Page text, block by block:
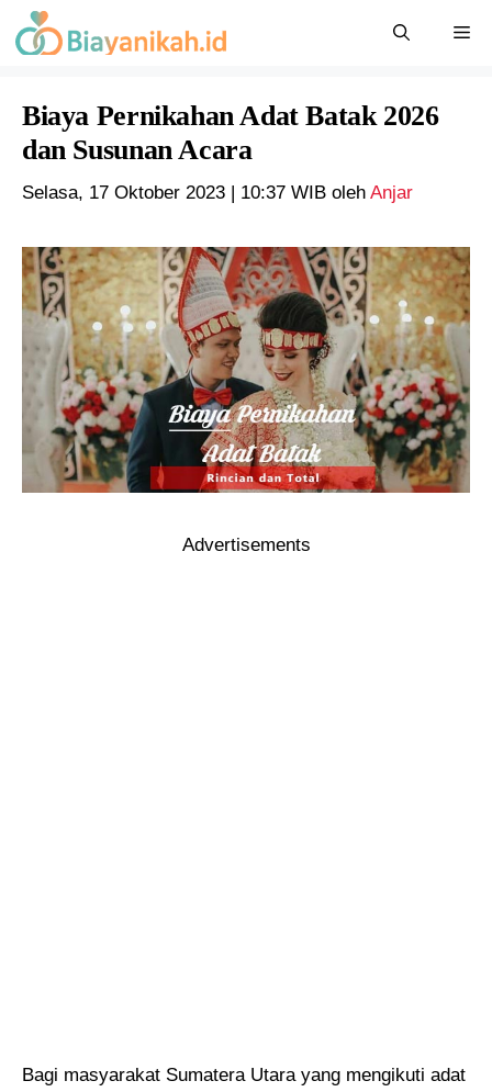
Langsung
ke
Biaya Pernikahan Adat Batak 2026
dan Susunan Acara
Selasa, 17 Oktober 2023 | 10:37 WIB oleh Anjar
Advertisements
Bagi masyarakat Sumatera Utara yang mengikuti adat